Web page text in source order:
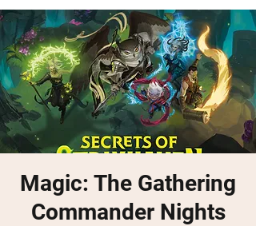
Magic: The Gathering
Commander Nights